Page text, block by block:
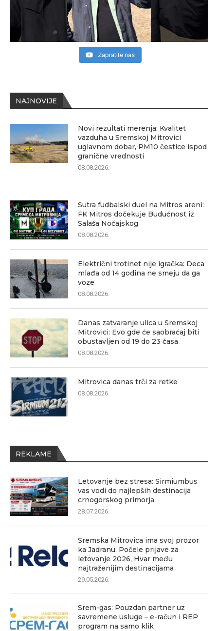
NAJNOVIJE
Novi rezultati merenja: Kvalitet
vazduha u Sremskoj Mitrovici
uglavnom dobar, PM10 čestice ispod
granične vrednosti
08.08.2026.
Sutra fudbalski duel na Mitros areni:
FK Mitros dočekuje Budućnost iz
Salaša Noćajskog
08.08.2026.
Električni trotinet nije igračka: Deca
mlađa od 14 godina ne smeju da ga
voze
08.08.2026.
Danas zatvaranje ulica u Sremskoj
Mitrovici: Evo gde će saobraćaj biti
obustavljen od 19 do 23 časa
08.08.2026.
Mitrovica danas trči za retke
08.08.2026.
REKLAME
Letovanje bez stresa: Sirmiumbus
vas vodi do najlepših destinacija
crnogorskog primorja
28.07.2026.
Sremska Mitrovica ima svoj prozor
ka Jadranu: Počele prijave za
letovanje 2026, Hvar među
najtraženijim destinacijama
29.05.2026.
Srem-gas: Pouzdan partner uz
savremene usluge – e-račun i REP
program na samo klik
Zapratite nas